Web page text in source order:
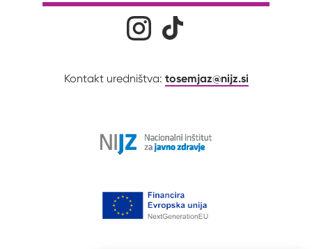
Družabna omrežja
Kontakt uredništva: tosemjaz@nijz.si